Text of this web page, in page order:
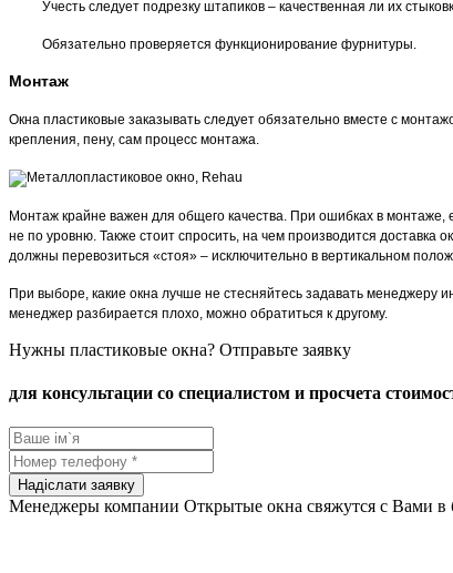
Учесть следует подрезку штапиков – качественная ли их
Обязательно проверяется функционирование фурнитуры.
Монтаж
Окна пластиковые заказывать следует обязательно вместе с
крепления, пену, сам процесс монтажа.
Монтаж крайне важен для общего качества. При ошибках в монтаже,
не по уровню. Также стоит спросить, на чем производится
должны перевозиться «стоя» – исключительно в вертикальном
При выборе, какие окна лучше не стесняйтесь задавать
менеджер разбирается плохо, можно обратиться к другому.
Нужны пластиковые окна? Отправьте заявку
для консультации со специалистом и просчета
Менеджеры компании Открытые окна свяжутся с Вами в